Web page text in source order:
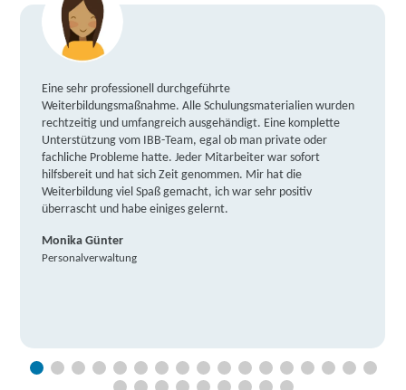
Eine sehr professionell durchgeführte
Weiterbildungsmaßnahme. Alle Schulungsmaterialien wurden
rechtzeitig und umfangreich ausgehändigt. Eine komplette
Unterstützung vom IBB-Team, egal ob man private oder
fachliche Probleme hatte. Jeder Mitarbeiter war sofort
hilfsbereit und hat sich Zeit genommen. Mir hat die
Weiterbildung viel Spaß gemacht, ich war sehr positiv
überrascht und habe einiges gelernt.
Monika Günter
Personalverwaltung